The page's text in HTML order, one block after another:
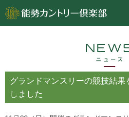
ニュース
グランドマンスリーの競技結
しました